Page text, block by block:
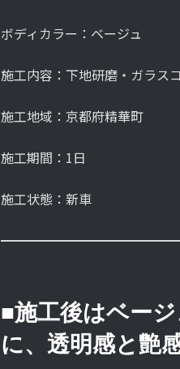
ボディカラー：ベージュ
施工内容：下地研磨・ガラス
施工地域：京都府精華町
施工期間：1日
施工状態：新車
■施工後はベー
に、透明感と艶